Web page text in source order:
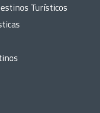
Turísticos